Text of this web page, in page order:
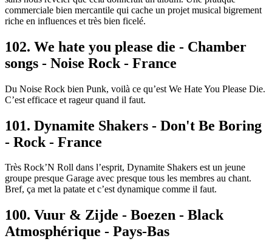
commerciale bien mercantile qui cache un projet musical bigrement
riche en influences et très bien ficelé.
102. We hate you please die - Chamber
songs - Noise Rock - France
Du Noise Rock bien Punk, voilà ce qu’est We Hate You Please Die.
C’est efficace et rageur quand il faut.
101. Dynamite Shakers - Don't Be Boring
- Rock - France
Très Rock’N Roll dans l’esprit, Dynamite Shakers est un jeune
groupe presque Garage avec presque tous les membres au chant.
Bref, ça met la patate et c’est dynamique comme il faut.
100. Vuur & Zijde - Boezen - Black
Atmosphérique - Pays-Bas